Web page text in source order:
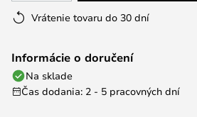
Vrátenie tovaru do 30 dní
Informácie o doručení
Na sklade
Čas dodania: 2 - 5 pracovných dní